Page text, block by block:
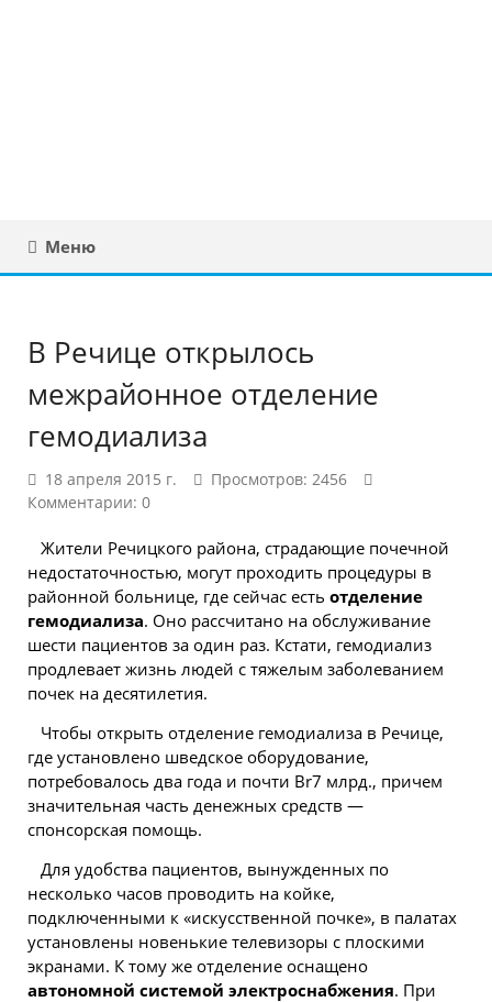
Меню
В Речице открылось
межрайонное отделение
гемодиализа
18 апреля 2015 г.
Просмотров: 2456
Комментарии: 0
Жители Речицкого района, страдающие почечной
недостаточностью, могут проходить процедуры в
районной больнице, где сейчас есть отделение
гемодиализа. Оно рассчитано на обслуживание
шести пациентов за один раз. Кстати, гемодиализ
продлевает жизнь людей с тяжелым заболеванием
почек на десятилетия.
Чтобы открыть отделение гемодиализа в Речице,
где установлено шведское оборудование,
потребовалось два года и почти Br7 млрд., причем
значительная часть денежных средств —
спонсорская помощь.
Для удобства пациентов, вынужденных по
несколько часов проводить на койке,
подключенными к «искусственной почке», в палатах
установлены новенькие телевизоры с плоскими
экранами. К тому же отделение оснащено
автономной системой электроснабжения. При